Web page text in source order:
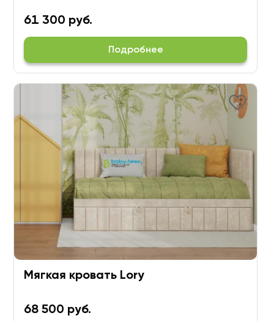
61 300 руб.
Подробнее
Мягкая кровать Lory
68 500 руб.